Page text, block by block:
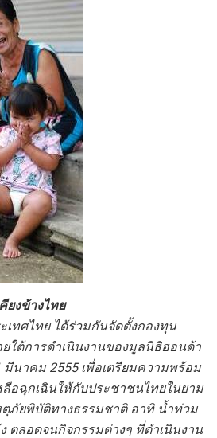
ยงข้างไทย
ทศไทย ได้ร่วมกันจัดตั้งกองทุน
ยใต้การดำเนินงานของมูลนิธิฮอนด้า
มีนาคม 2555 เพื่อเตรียมความพร้อม
อฉุกเฉินให้กับประชาชนไทยในยาม
ตุภัยพิบัติทางธรรมชาติ อาทิ น้ำท่วม
ตลอดจนกิจกรรมต่างๆ ที่ดำเนินงาน